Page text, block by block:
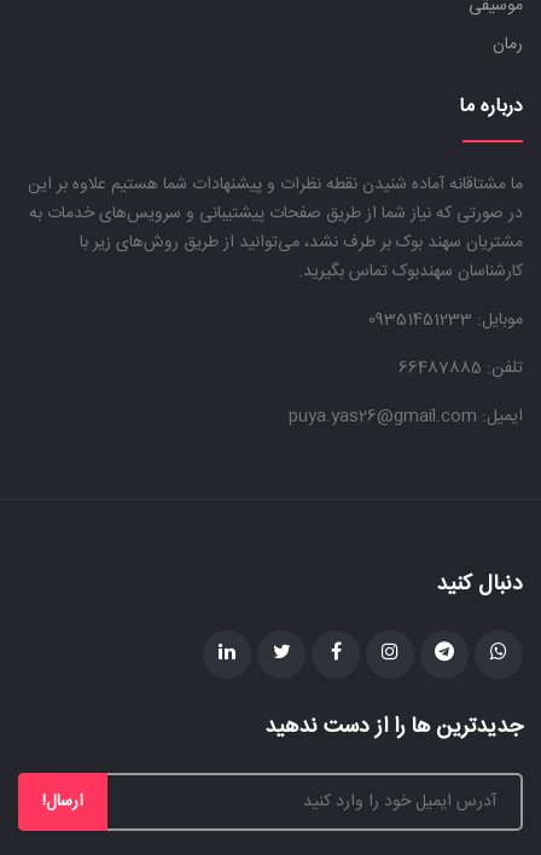
موسیقی
رمان
درباره ما
ما مشتاقانه آماده شنیدن نقطه نظرات و پیشنهادات شما هستیم علاوه بر این
در صورتی که نیاز شما از طریق صفحات پیشتیبانی و سرویس‌های خدمات به
مشتریان سهند بوک بر طرف نشد، می‌توانید از طریق روش‌های زیر با
کارشناسان سهندبوک تماس بگیرید.
موبایل:
تلفن: 66487885
ایمیل: puya.yas26@gmail.com
دنبال کنید
جدیدترین ها را از دست ندهید
ارسال!